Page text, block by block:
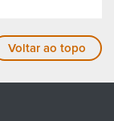
Voltar ao topo